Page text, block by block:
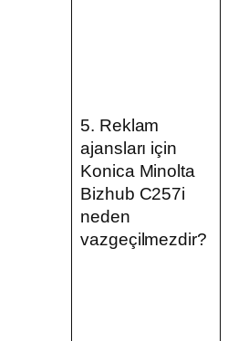
5. Reklam
ajansları için
Konica Minolta
Bizhub C257i
neden
vazgeçilmezdir?